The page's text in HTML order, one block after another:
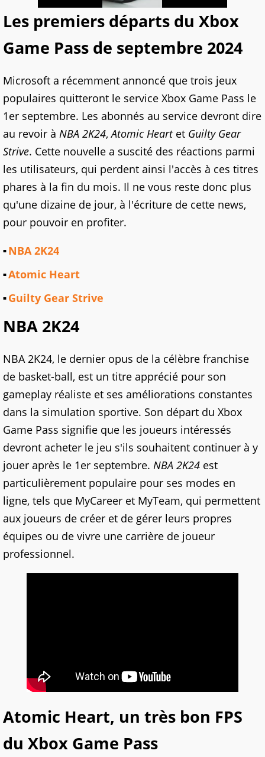
Les premiers départs du Xbox
Game Pass de septembre 2024
Microsoft a récemment annoncé que trois jeux
populaires quitteront le service Xbox Game Pass le
1er septembre. Les abonnés au service devront dire
au revoir à NBA 2K24,Atomic Heartet Guilty Gear
Strive. Cette nouvelle a suscité des réactions parmi
les utilisateurs, qui perdent ainsi l'accès à ces titres
phares à la fin du mois. Il ne vous reste donc plus
qu'une dizaine de jour, à l'écriture de cette news,
pour pouvoir en profiter.
NBA 2K24
Atomic Heart
Guilty Gear Strive
NBA 2K24
NBA 2K24, le dernier opus de la célèbre franchise
de basket-ball, est un titre apprécié pour son
gameplay réaliste et ses améliorations constantes
dans la simulation sportive. Son départ du Xbox
Game Pass signifie que les joueurs intéressés
devront acheter le jeu s'ils souhaitent continuer à y
jouer après le 1er septembre. NBA 2K24 est
particulièrement populaire pour ses modes en
ligne, tels que MyCareer et MyTeam, qui permettent
aux joueurs de créer et de gérer leurs propres
équipes ou de vivre une carrière de joueur
professionnel.
Atomic Heart, un très bon FPS
du Xbox Game Pass